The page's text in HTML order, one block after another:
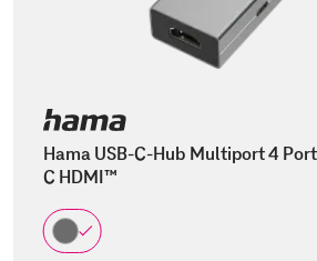
Hama USB-C-Hub Multiport 4
C HDMI™